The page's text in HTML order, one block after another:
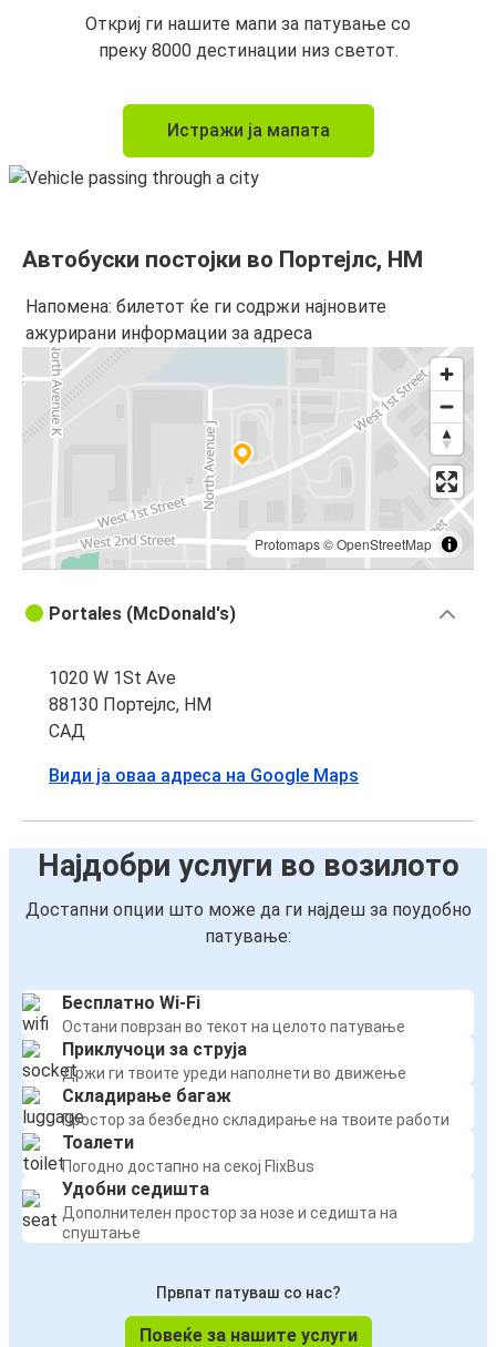
Откриј ги нашите мапи за патување со
преку 8000 дестинации низ светот.
Истражи ја мапата
Автобуски постојки во Портејлс, НМ
Напомена: билетот ќе ги содржи најновите
ажурирани информации за адреса
Protomaps©OpenStreetMap
Portales (McDonald's)
1020 W 1St Ave
88130 Портејлс, НМ
САД
Види ја оваа адреса на Google Maps
Најдобри услуги во возилото
Достапни опции што може да ги најдеш за поудобно
патување:
Бесплатно Wi-Fi
Остани поврзан во текот на целото патување
Приклучоци за струја
Држи ги твоите уреди наполнети во движење
Складирање багаж
Простор за безбедно складирање на твоите работи
Тоалети
Погодно достапно на секој FlixBus
Удобни седишта
Дополнителен простор за нозе и седишта на
спуштање
Првпат патуваш со нас?
Повеќе за нашите услуги